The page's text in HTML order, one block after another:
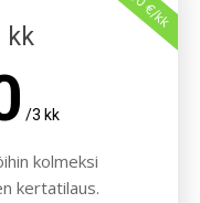
kk
/3 kk
kolmeksi
kertatilaus.